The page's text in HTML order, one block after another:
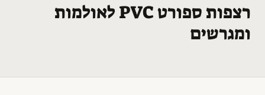
רצפות ספורט PVC לאולמות
ומגרשים